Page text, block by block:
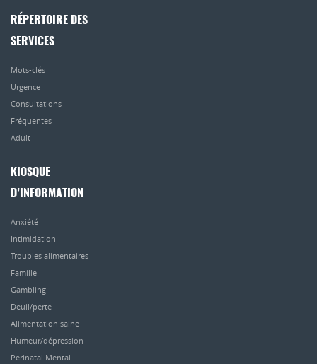
RÉPERTOIRE DES
SERVICES
Mots-clés
Urgence
Consultations
Fréquentes
Adult
KIOSQUE
D’INFORMATION
Anxiété
Intimidation
Troubles alimentaires
Famille
Gambling
Deuil/perte
Alimentation saine
Humeur/dépression
Perinatal Mental